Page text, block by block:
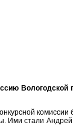
Вологодской
Ими стали Андрей